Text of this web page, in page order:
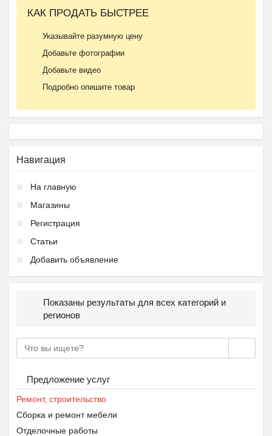
КАК ПРОДАТЬ БЫСТРЕЕ
Указывайте разумную цену
Добавьте фотографии
Добавьте видео
Подробно опишите товар
Навигация
На главную
Магазины
Регистрация
Статьи
Добавить объявление
Показаны результаты для всех категорий и
регионов
Предложение услуг
Ремонт, строительство
Сборка и ремонт мебели
Отделочные работы